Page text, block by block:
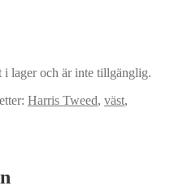
i lager och är inte tillgänglig.
Harris Tweed, väst,